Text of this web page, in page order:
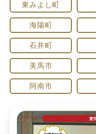
東みよし町
海陽町
石井町
美馬市
阿南市